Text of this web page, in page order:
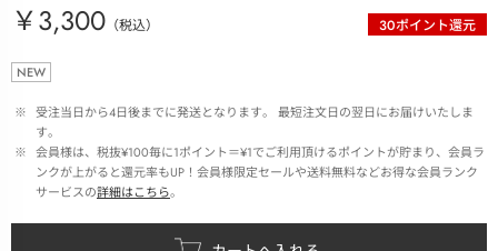
￥3,300 （税込） 30ポイント還元
NEW
※ 受注当日から4日後までに発送となります。 最短注文日の翌日にお届けいたしま
す。
※ 会員様は、税抜¥100毎に1ポイント＝¥1でご利用頂けるポイントが貯まり、会員ラ
ンクが上がると還元率もUP！会員様限定セールや送料無料などお得な会員ランク
サービスの詳細はこちら。